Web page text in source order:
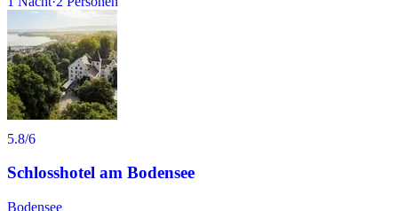
5.8/6
Schlosshotel am Bodensee
Bodensee